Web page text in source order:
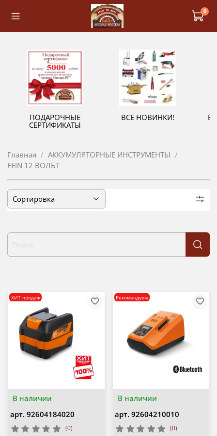
0
ПОДАРОЧНЫЕ
СЕРТИФИКАТЫ
ВСЕ НОВИНКИ!
Главная
АККУМУЛЯТОРНЫЕ ИНСТРУМЕНТЫ
FEIN 12 ВОЛЬТ
В наличии
ХИТ продаж
арт. 92604184020
(0)
В наличии
Рекомендуем
арт. 92604210010
(0)